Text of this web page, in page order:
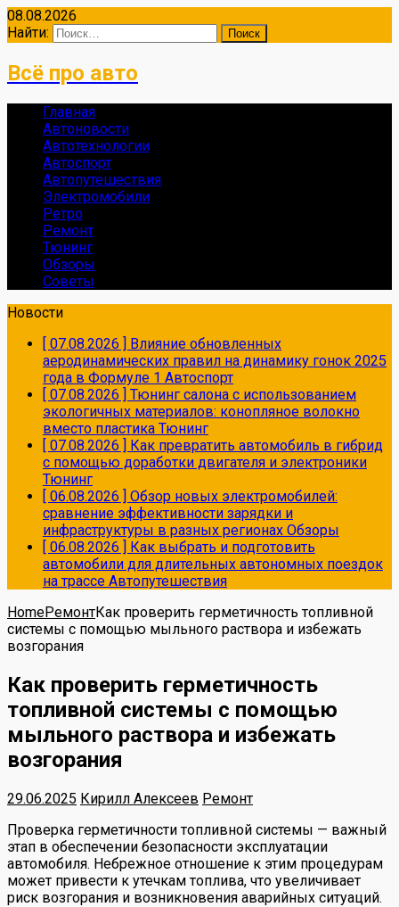
08.08.2026
Найти:
Всё про авто
Главная
Автоновости
Автотехнологии
Автоспорт
Автопутешествия
Электромобили
Ретро
Ремонт
Тюнинг
Обзоры
Советы
Новости
[ 07.08.2026 ] Влияние обновленных
аеродинамических правил на динамику гонок 2025
года в Формуле 1 Автоспорт
[ 07.08.2026 ] Тюнинг салона с использованием
экологичных материалов: конопляное волокно
вместо пластика Тюнинг
[ 07.08.2026 ] Как превратить автомобиль в гибрид
с помощью доработки двигателя и электроники
Тюнинг
[ 06.08.2026 ] Обзор новых электромобилей:
сравнение эффективности зарядки и
инфраструктуры в разных регионах Обзоры
[ 06.08.2026 ] Как выбрать и подготовить
автомобили для длительных автономных поездок
на трассе Автопутешествия
HomeРемонтКак проверить герметичность топливной
системы с помощью мыльного раствора и избежать
возгорания
Как проверить герметичность
топливной системы с помощью
мыльного раствора и избежать
возгорания
29.06.2025 Кирилл Алексеев Ремонт
Проверка герметичности топливной системы — важный
этап в обеспечении безопасности эксплуатации
автомобиля. Небрежное отношение к этим процедурам
может привести к утечкам топлива, что увеличивает
риск возгорания и возникновения аварийных ситуаций.